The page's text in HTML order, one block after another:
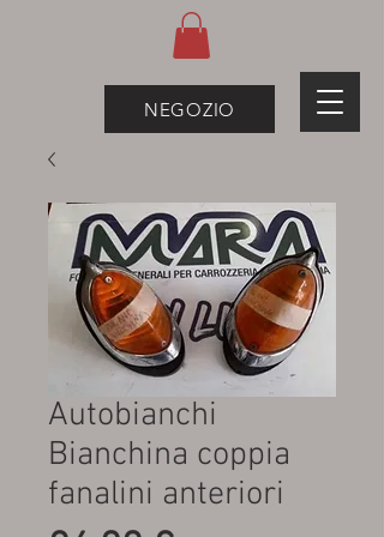
NEGOZIO
Autobianchi
Bianchina coppia
fanalini anteriori